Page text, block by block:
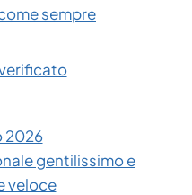
sempre
2026
gentilissimo e
veloce